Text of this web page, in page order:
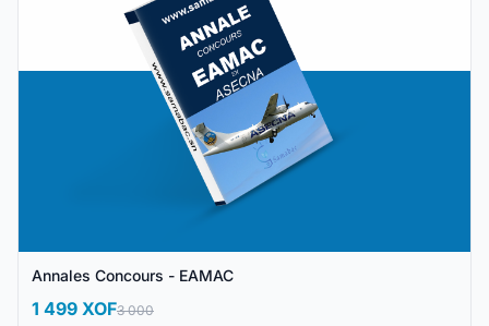
Annales Concours - EAMAC
1 499 XOF3 000